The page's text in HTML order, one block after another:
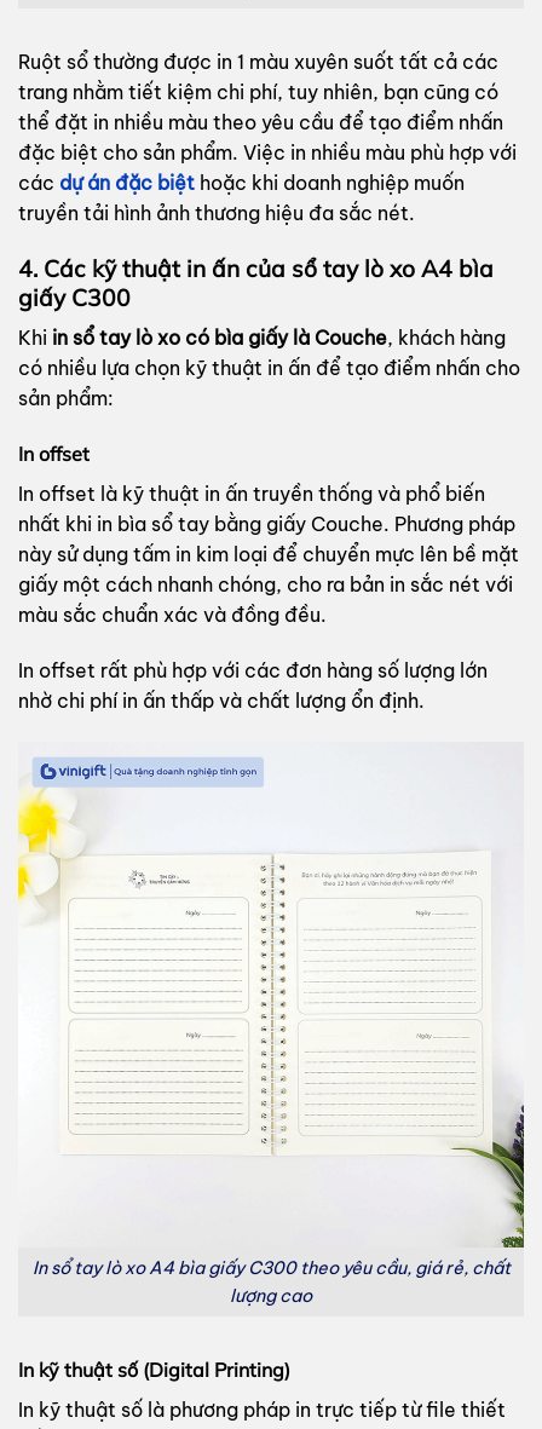
Ruột sổ thường được in 1 màu xuyên suốt tất cả các
trang nhằm tiết kiệm chi phí, tuy nhiên, bạn cũng có
thể đặt in nhiều màu theo yêu cầu để tạo điểm nhấn
đặc biệt cho sản phẩm. Việc in nhiều màu phù hợp với
các dự án đặc biệt hoặc khi doanh nghiệp muốn
truyền tải hình ảnh thương hiệu đa sắc nét.
4. Các kỹ thuật in ấn của sổ tay lò xo A4 bìa
giấy C300
Khi in sổ tay lò xo có bìa giấy là Couche, khách hàng
có nhiều lựa chọn kỹ thuật in ấn để tạo điểm nhấn cho
sản phẩm:
In offset
In offset là kỹ thuật in ấn truyền thống và phổ biến
nhất khi in bìa sổ tay bằng giấy Couche. Phương pháp
này sử dụng tấm in kim loại để chuyển mực lên bề mặt
giấy một cách nhanh chóng, cho ra bản in sắc nét với
màu sắc chuẩn xác và đồng đều.
In offset rất phù hợp với các đơn hàng số lượng lớn
nhờ chi phí in ấn thấp và chất lượng ổn định.
In sổ tay lò xo A4 bìa giấy C300 theo yêu cầu, giá rẻ, chất
lượng cao
In kỹ thuật số (Digital Printing)
In kỹ thuật số là phương pháp in trực tiếp từ file thiết